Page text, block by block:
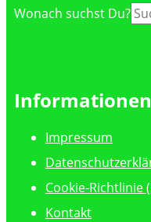
Suche
Wonach suchst Du?
Informationen
Impressum
Cookie-Richtlinie
Kontakt